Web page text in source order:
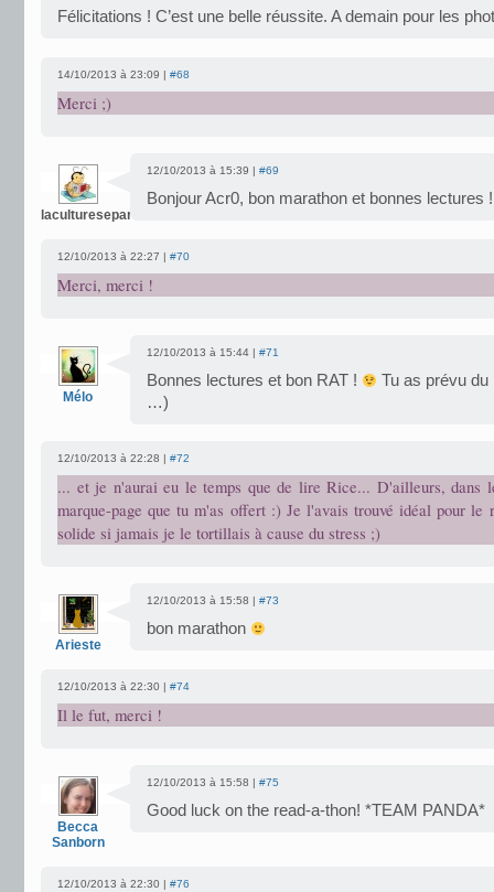
Félicitations ! C’est une belle réussite. A demain pour les
14/10/2013 à 23:09 | #68
Merci ;)
laculturesepartage
12/10/2013 à 15:39 | #69
Bonjour Acr0, bon marathon et bonnes lectures !
12/10/2013 à 22:27 | #70
Merci, merci !
Mélo
12/10/2013 à 15:44 | #71
Bonnes lectures et bon RAT !
Tu as prévu du
…)
12/10/2013 à 22:28 | #72
... et je n'aurai eu le temps que de lire Rice... D'ailleurs,
marque-page que tu m'as offert :) Je l'avais trouvé idéal pour le
solide si jamais je le tortillais à cause du stress ;)
Arieste
12/10/2013 à 15:58 | #73
bon marathon
12/10/2013 à 22:30 | #74
Il le fut, merci !
Becca
Sanborn
12/10/2013 à 15:58 | #75
Good luck on the read-a-thon! *TEAM PANDA*
12/10/2013 à 22:30 | #76